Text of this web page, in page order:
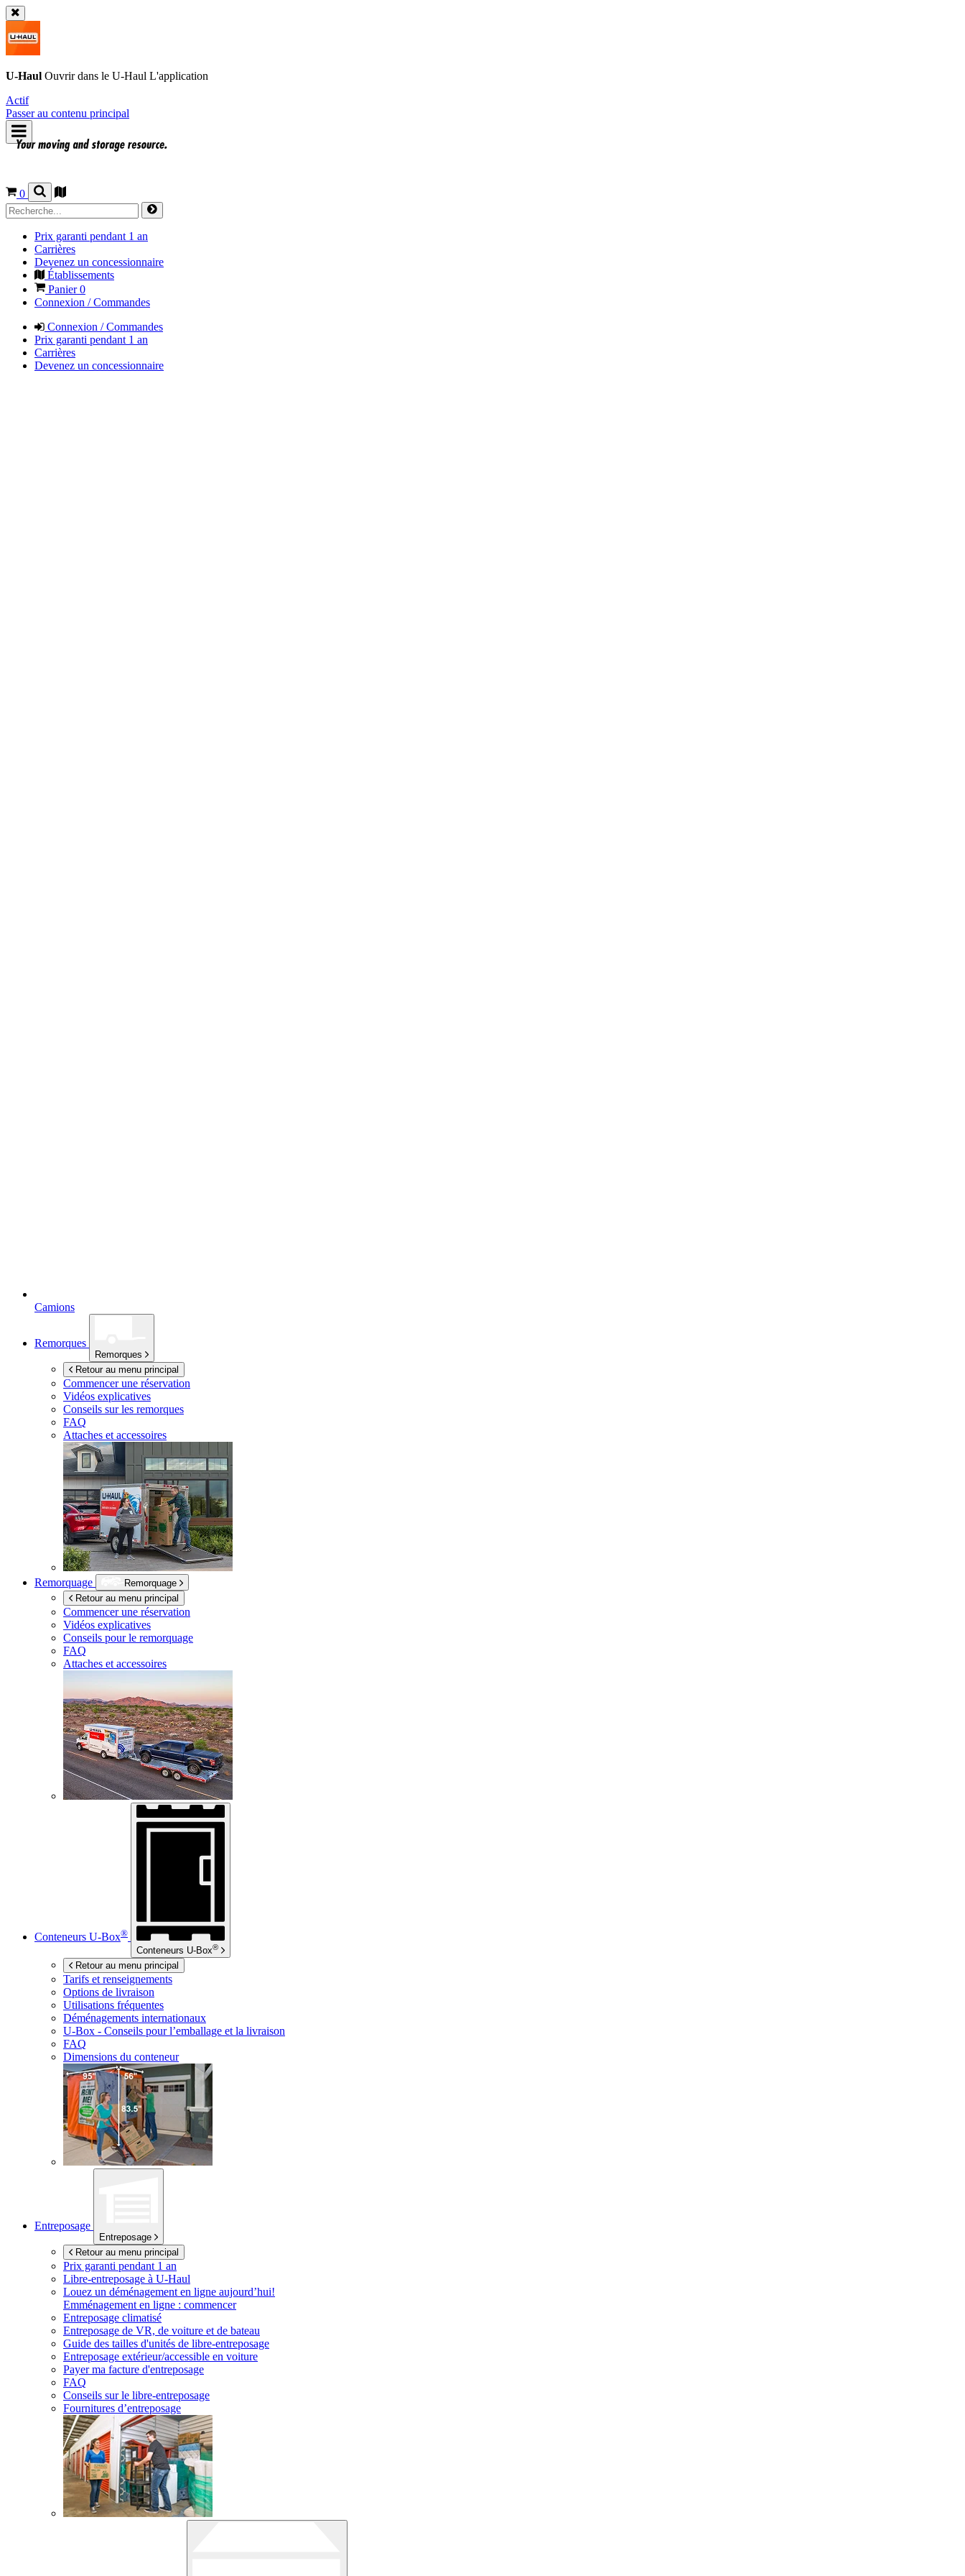
U-Haul Ouvrir dans le U-Haul L'application
Actif
Passer au contenu principal
0
Prix garanti pendant 1 an
Carrières
Devenez un concessionnaire
Établissements
Panier0
Connexion / Commandes
Connexion / Commandes
Prix garanti pendant 1 an
Carrières
Devenez un concessionnaire
Camions
Remorques
Remorques
Retour au menu principal
Commencer une réservation
Vidéos explicatives
Conseils sur les remorques
FAQ
Attaches et accessoires
Remorquage
Remorquage
Retour au menu principal
Commencer une réservation
Vidéos explicatives
Conseils pour le remorquage
FAQ
Attaches et accessoires
Conteneurs U-Box®
Conteneurs U-Box®
Retour au menu principal
Tarifs et renseignements
Options de livraison
Utilisations fréquentes
Déménagements internationaux
U-Box - Conseils pour l’emballage et la livraison
FAQ
Dimensions du conteneur
Entreposage
Entreposage
Retour au menu principal
Prix garanti pendant 1 an
Libre-entreposage à U-Haul
Louez un déménagement en ligne aujourd’hui!
Emménagement en ligne : commencer
Entreposage climatisé
Entreposage de VR, de voiture et de bateau
Guide des tailles d'unités de libre-entreposage
Entreposage extérieur/accessible en voiture
Payer ma facture d'entreposage
FAQ
Conseils sur le libre-entreposage
Fournitures d’entreposage